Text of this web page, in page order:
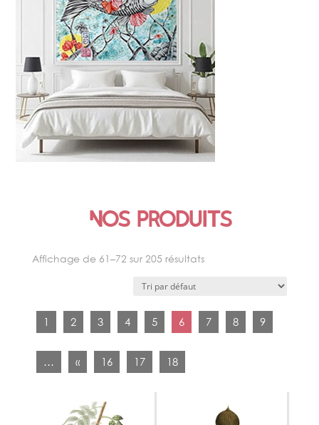
Nos produits
Affichage de 61–72 sur 205 résultats
1 2 3 4 5 6 7 8 9
… « 16 17 18